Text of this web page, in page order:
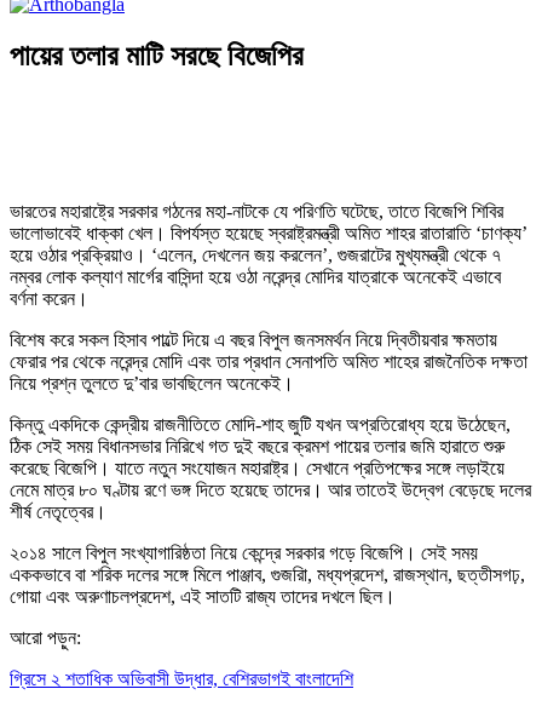
পায়ের তলার মাটি সরছে বিজেপির
ভারতের মহারাষ্ট্রে সরকার গঠনের মহা-নাটকে যে পরিণতি ঘটেছে, তাতে বিজেপি শিবির
ভালোভাবেই ধাক্কা খেল। বিপর্যস্ত হয়েছে স্বরাষ্ট্রমন্ত্রী অমিত শাহর রাতারাতি ‘চাণক্য’
হয়ে ওঠার প্রক্রিয়াও। ‘এলেন, দেখলেন জয় করলেন’, গুজরাটের মুখ্যমন্ত্রী থেকে ৭
নম্বর লোক কল্যাণ মার্গের বাসিন্দা হয়ে ওঠা নরেন্দ্র মোদির যাত্রাকে অনেকেই এভাবে
বর্ণনা করেন।
বিশেষ করে সকল হিসাব পাল্টে দিয়ে এ বছর বিপুল জনসমর্থন নিয়ে দ্বিতীয়বার ক্ষমতায়
ফেরার পর থেকে নরেন্দ্র মোদি এবং তার প্রধান সেনাপতি অমিত শাহের রাজনৈতিক দক্ষতা
নিয়ে প্রশ্ন তুলতে দু’বার ভাবছিলেন অনেকেই।
কিন্তু একদিকে কেন্দ্রীয় রাজনীতিতে মোদি-শাহ জুটি যখন অপ্রতিরোধ্য হয়ে উঠেছেন,
ঠিক সেই সময় বিধানসভার নিরিখে গত দুই বছরে ক্রমশ পায়ের তলার জমি হারাতে শুরু
করেছে বিজেপি। যাতে নতুন সংযোজন মহারাষ্ট্র। সেখানে প্রতিপক্ষের সঙ্গে লড়াইয়ে
নেমে মাত্র ৮০ ঘণ্টায় রণে ভঙ্গ দিতে হয়েছে তাদের। আর তাতেই উদ্বেগ বেড়েছে দলের
শীর্ষ নেতৃত্বের।
২০১৪ সালে বিপুল সংখ্যাগারিষ্ঠতা নিয়ে কেন্দ্রে সরকার গড়ে বিজেপি। সেই সময়
এককভাবে বা শরিক দলের সঙ্গে মিলে পাঞ্জাব, গুজরাি, মধ্যপ্রদেশ, রাজস্থান, ছত্তীসগঢ়,
গোয়া এবং অরুণাচলপ্রদেশ, এই সাতটি রাজ্য তাদের দখলে ছিল।
আরো পড়ুন:
গ্রিসে ২ শতাধিক অভিবাসী উদ্ধার, বেশিরভাগই বাংলাদেশি